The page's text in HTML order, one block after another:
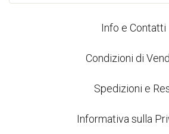
Info e Contatti
Condizioni di
Spedizioni e
Informativa sulla